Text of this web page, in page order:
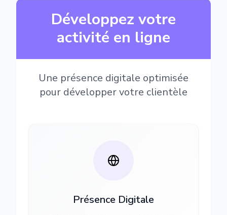
Développez votre
activité en ligne
Une présence digitale optimisée
pour développer votre clientèle
Présence Digitale